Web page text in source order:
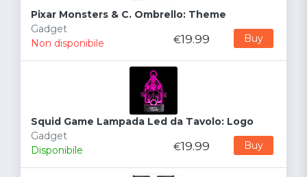
Pixar Monsters & C. Ombrello: Theme
Gadget
Non disponibile
€19.99 Buy
Squid Game Lampada Led da Tavolo: Logo
Gadget
Disponibile
€19.99 Buy